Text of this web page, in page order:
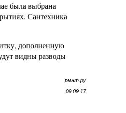
была выбрана
Сантехника
дополненную
видны разводы
рмнт.ру
09.09.17